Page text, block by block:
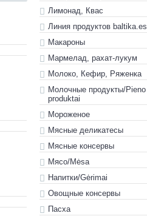
Лимонад, Квас
Линия продуктов baltika.es
Макароны
Мармелад, рахат-лукум
Молоко, Кефир, Ряженка
Молочные продукты/Pieno
produktai
Мороженое
Мясные деликатесы
Мясные консервы
Мясо/Mėsa
Напитки/Gėrimai
Овощные консервы
Пасха